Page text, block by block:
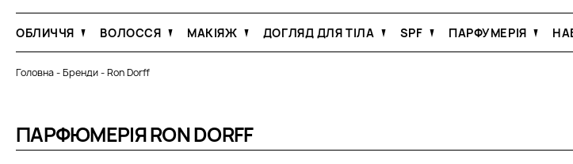
ОБЛИЧЧЯ ВОЛОССЯ МАКІЯЖ ДОГЛЯД ДЛЯ ТІЛА SPF ПАРФУМЕРІЯ
Головна-Бренди-Ron Dorff
ПАРФЮМЕРІЯ RON DORFF